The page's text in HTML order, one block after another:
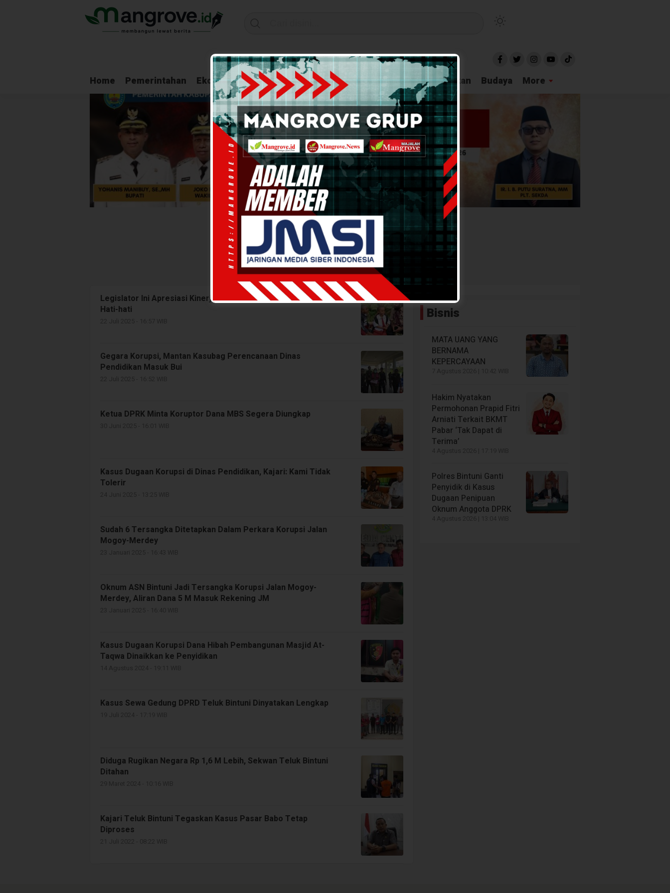
Home Pemerintahan Ekonomi & Bisnis Info Tanah Papua Kesehatan Pendidikan Budaya More
Support by
Kasus Korupsi
Legislator Ini Apresiasi Kinerja Kejaksaan, OPD Lain Diminta
Hati-hati
Gegara Korupsi, Mantan Kasubag Perencanaan Dinas
Pendidikan Masuk Bui
Ketua DPRK Minta Koruptor Dana MBS Segera Diungkap
Kasus Dugaan Korupsi di Dinas Pendidikan, Kajari: Kami Tidak
Tolerir
Sudah 6 Tersangka Ditetapkan Dalam Perkara Korupsi Jalan
Mogoy-Merdey
Oknum ASN Bintuni Jadi Tersangka Korupsi Jalan Mogoy-
Merdey, Aliran Dana 5 M Masuk Rekening JM
Kasus Dugaan Korupsi Dana Hibah Pembangunan Masjid At-
Taqwa Dinaikkan ke Penyidikan
Kasus Sewa Gedung DPRD Teluk Bintuni Dinyatakan Lengkap
Diduga Rugikan Negara Rp 1,6 M Lebih, Sekwan Teluk Bintuni
Ditahan
Kajari Teluk Bintuni Tegaskan Kasus Pasar Babo Tetap
Diproses
Bisnis
MATA UANG YANG
BERNAMA
KEPERCAYAAN
Hakim Nyatakan
Permohonan Prapid Fitri
Arniati Terkait BKMT
Pabar ‘Tak Dapat di
Terima’
Polres Bintuni Ganti
Penyidik di Kasus
Dugaan Penipuan
Oknum Anggota DPRK